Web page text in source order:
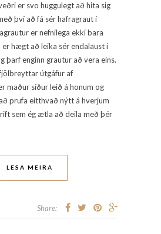
er svo huggulegt að hita sig
því að fá sér hafragraut í
er nefnilega ekki bara
hægt að leika sér endalaust í
þarf enginn grautur að vera eins.
útgáfur af
maður síður leið á honum og
prufa eitthvað nýtt á hverjum
sem ég ætla að deila með þér
LESA MEIRA
Share: